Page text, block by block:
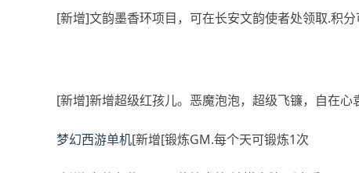
[新增]文韵墨香环项目，可在长安文韵使者处领取.积
[新增]新增超级红孩儿。恶魔泡泡，超级飞镰，自在心
梦幻西游单机[新增[锻炼GM.每个天可锻炼1次